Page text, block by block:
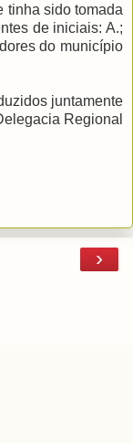
tinha sido tomada
de iniciais: A.;
do município
juntamente
Regional
›